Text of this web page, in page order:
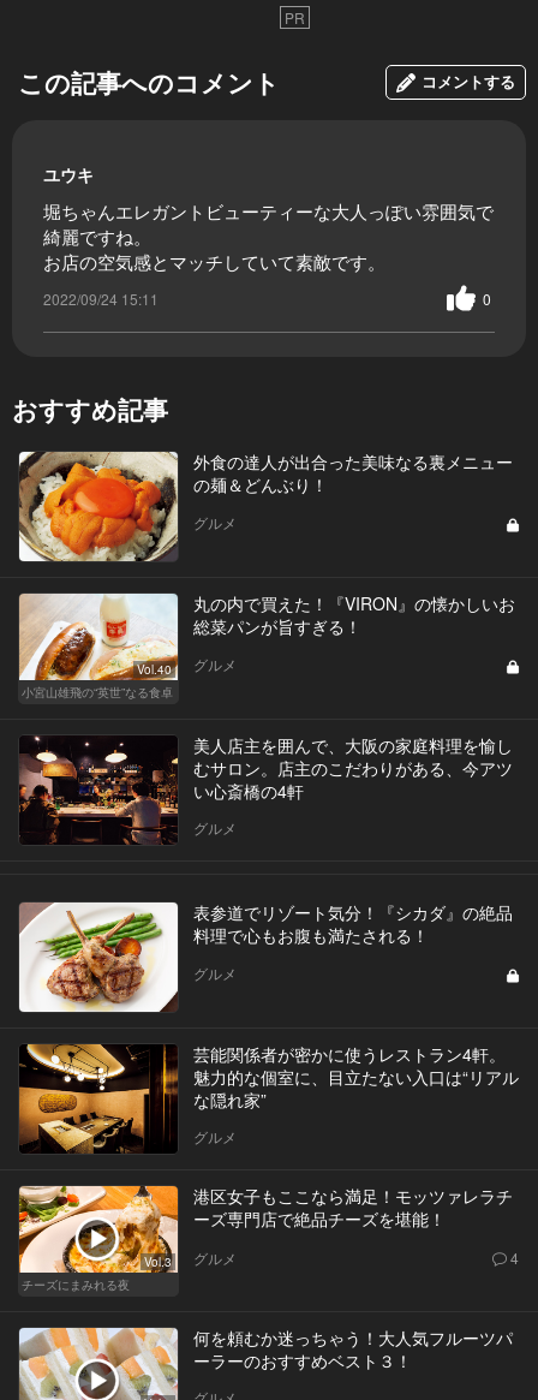
PR
この記事へのコメント コメントする
ユウキ
堀ちゃんエレガントビューティーな大人っぽい雰囲気で
綺麗ですね。
お店の空気感とマッチしていて素敵です。
2022/09/24 15:11 0
おすすめ記事
外食の達人が出合った美味なる裏メニュー
の麺＆どんぶり！
グルメ
Vol.40
小宮山雄飛の“英世”なる食卓
丸の内で買えた！『VIRON』の懐かしいお
総菜パンが旨すぎる！
グルメ
美人店主を囲んで、大阪の家庭料理を愉し
むサロン。店主のこだわりがある、今アツ
い心斎橋の4軒
グルメ
表参道でリゾート気分！『シカダ』の絶品
料理で心もお腹も満たされる！
グルメ
芸能関係者が密かに使うレストラン4軒。
魅力的な個室に、目立たない入口は“リアル
な隠れ家”
グルメ
Vol.3
チーズにまみれる夜
港区女子もここなら満足！モッツァレラチ
ーズ専門店で絶品チーズを堪能！
グルメ 4
何を頼むか迷っちゃう！大人気フルーツパ
ーラーのおすすめベスト３！